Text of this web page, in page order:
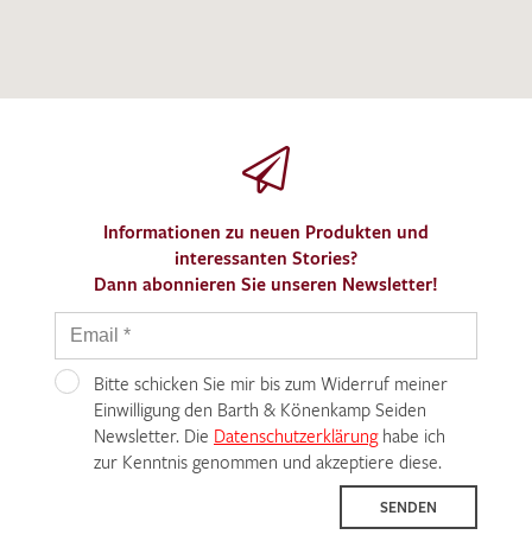
Informationen zu neuen Produkten und
interessanten Stories?
Dann abonnieren Sie unseren Newsletter!
Bitte schicken Sie mir bis zum Widerruf meiner
Einwilligung den Barth & Könenkamp Seiden
Newsletter. Die Datenschutzerklärunghabe ich
zur Kenntnis genommen und akzeptiere diese.
SENDEN